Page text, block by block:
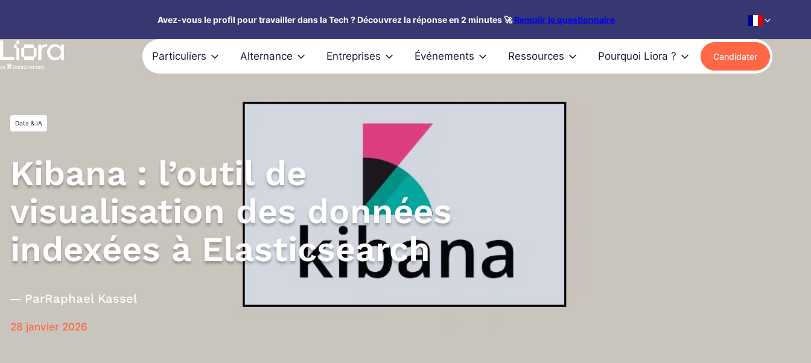
contenu
Avez-vous le profil pour travailler dans la Tech ? Découvrez la réponse en 2 minutes 🚀Remplir le questionnaire
Particuliers Alternance Entreprises Événements Ressources Pourquoi Liora ? Candidater
Data & IA
Kibana : l’outil de
visualisation des données
indexées à Elasticsearch
ParRaphael Kassel
28 janvier 2026